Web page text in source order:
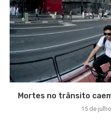
Mortes no trânsito
15 de